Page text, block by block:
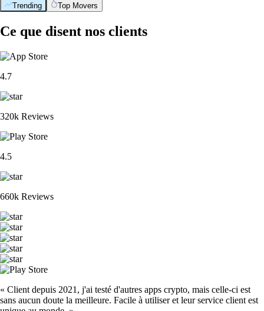
Trending Top Movers
Ce que disent nos clients
4.7
320k Reviews
4.5
660k Reviews
« Client depuis 2021, j'ai testé d'autres apps crypto, mais celle-ci est
sans aucun doute la meilleure. Facile à utiliser et leur service client est